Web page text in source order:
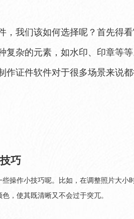
，我们该如何选择呢？首先得
复杂的元素，如水印、印章等
作证件软件对于很多场景来说
巧
操作小技巧呢。比如，在调整照片大
，使其既清晰又不会过于突兀。